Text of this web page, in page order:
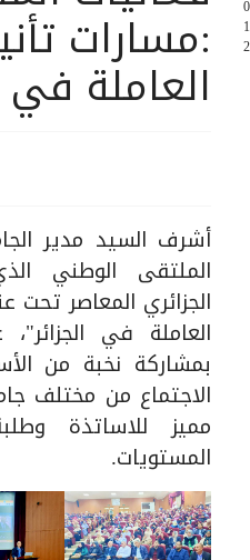
0
1
2
:مسارات
العاملة في
أشرف السيد مدير
الملتقى الوطني
الجزائري المعاصر تحت
بمشاركة نخبة من
الاجتماع من مختلف
مميز للاساتذة
المستويات.